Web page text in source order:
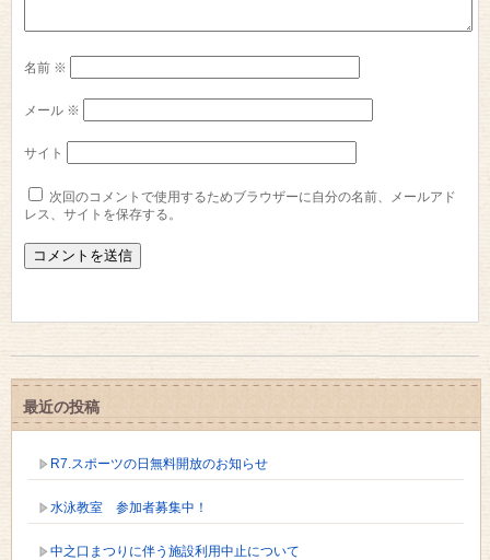
名前 ※
メール ※
サイト
次回のコメントで使用するためブラウザーに自分の名前、メールアド
レス、サイトを保存する。
最近の投稿
R7.スポーツの日無料開放のお知らせ
水泳教室 参加者募集中！
中之口まつりに伴う施設利用中止について